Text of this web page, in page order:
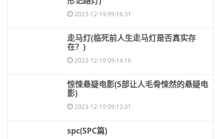
2023-12-19 09:16:31
​走马灯(临死前人生走马灯是否真实存
在？)
2023-12-19 09:14:16
​惊悚悬疑电影(5部让人毛骨悚然的悬疑电
影)
2023-12-19 09:12:01
​spc(SPC篇)